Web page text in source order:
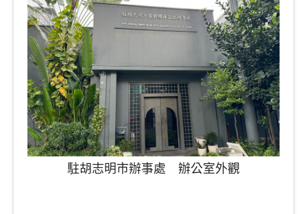
駐胡志明市辦事處 辦公室外觀